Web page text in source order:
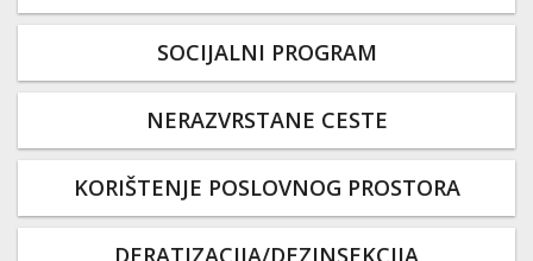
SOCIJALNI PROGRAM
NERAZVRSTANE CESTE
KORIŠTENJE POSLOVNOG PROSTORA
DERATIZACIJA/DEZINSEKCIJA